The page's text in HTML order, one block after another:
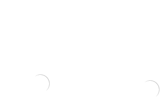
INDAS 6,5X11
KERAMINIŲ INDŲ